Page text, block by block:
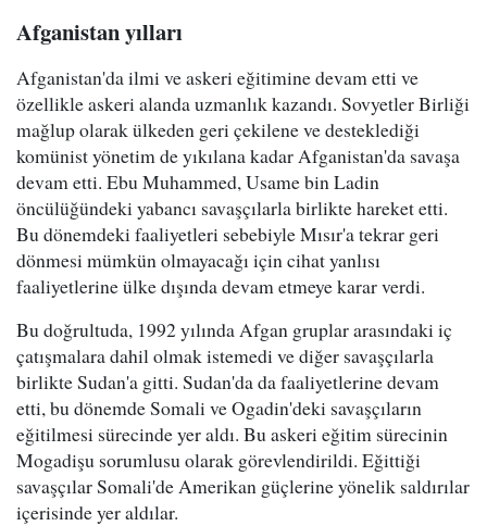
Afganistan yılları
Afganistan'da ilmi ve askeri eğitimine devam etti ve
özellikle askeri alanda uzmanlık kazandı. Sovyetler Birliği
mağlup olarak ülkeden geri çekilene ve desteklediği
komünist yönetim de yıkılana kadar Afganistan'da savaşa
devam etti. Ebu Muhammed, Usame bin Ladin
öncülüğündeki yabancı savaşçılarla birlikte hareket etti.
Bu dönemdeki faaliyetleri sebebiyle Mısır'a tekrar geri
dönmesi mümkün olmayacağı için cihat yanlısı
faaliyetlerine ülke dışında devam etmeye karar verdi.
Bu doğrultuda, 1992 yılında Afgan gruplar arasındaki iç
çatışmalara dahil olmak istemedi ve diğer savaşçılarla
birlikte Sudan'a gitti. Sudan'da da faaliyetlerine devam
etti, bu dönemde Somali ve Ogadin'deki savaşçıların
eğitilmesi sürecinde yer aldı. Bu askeri eğitim sürecinin
Mogadişu sorumlusu olarak görevlendirildi. Eğittiği
savaşçılar Somali'de Amerikan güçlerine yönelik saldırılar
içerisinde yer aldılar.